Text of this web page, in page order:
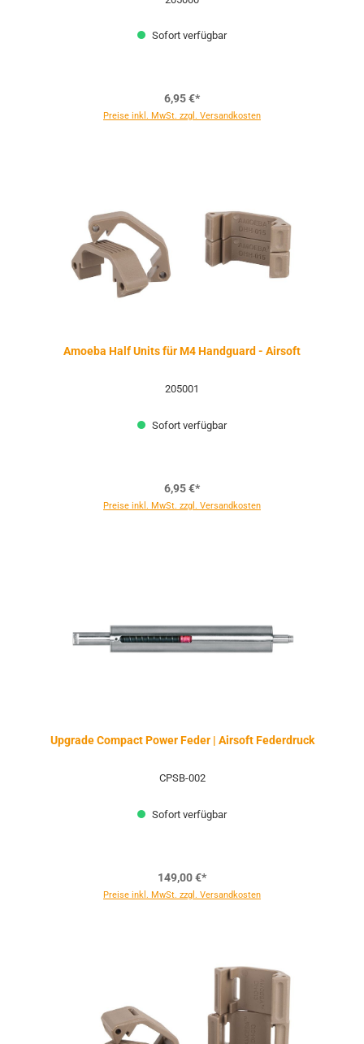
Sofort verfügbar
6,95 €*
Preise inkl. MwSt. zzgl. Versandkosten
Amoeba Half Units für M4 Handguard - Airsoft
205001
Sofort verfügbar
6,95 €*
Preise inkl. MwSt. zzgl. Versandkosten
Upgrade Compact Power Feder | Airsoft Federdruck
CPSB-002
Sofort verfügbar
149,00 €*
Preise inkl. MwSt. zzgl. Versandkosten